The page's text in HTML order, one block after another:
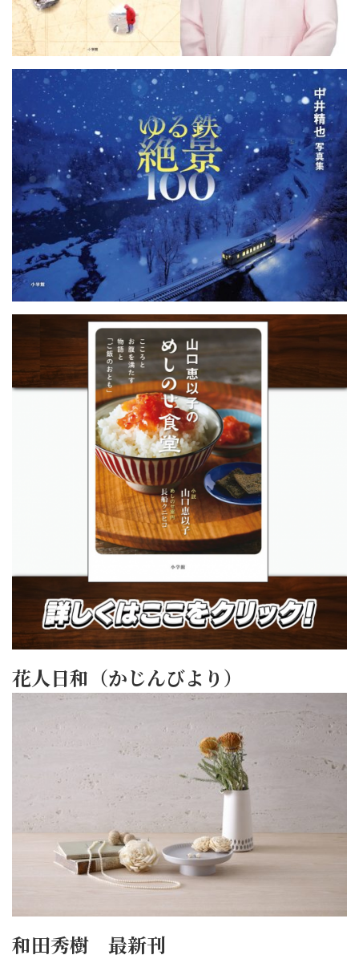
花人日和（かじんびより）
和田秀樹 最新刊